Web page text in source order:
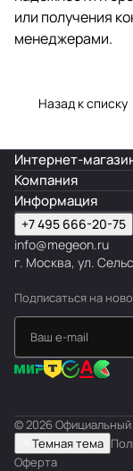
или получения
менеджерами.
Назад к списку
Интернет-
Компания
Информация
+7 495 666-20-75
info@megeon.ru
г. Москва, ул.
Подписаться на
© 2026
Темная тема
Оферта